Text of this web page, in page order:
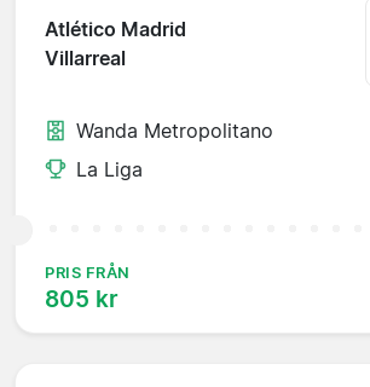
Atlético Madrid
Villarreal
Wanda Metropolitano
La Liga
PRIS FRÅN
805 kr